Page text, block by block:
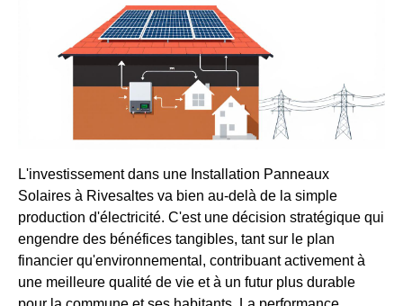
L'investissement dans une Installation Panneaux
Solaires à Rivesaltes va bien au-delà de la simple
production d'électricité. C'est une décision stratégique qui
engendre des bénéfices tangibles, tant sur le plan
financier qu'environnemental, contribuant activement à
une meilleure qualité de vie et à un futur plus durable